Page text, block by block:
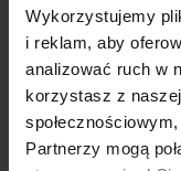
Wykorzystujemy
i reklam, aby
analizować ruch w
korzystasz z
Partnerzy mogą